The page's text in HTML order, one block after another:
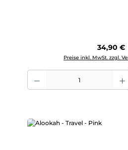
34,90 €
Preise inkl. MwSt. zzgl.
Produkt Anzahl: Gib den